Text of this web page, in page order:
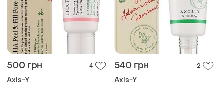
500 грн 4
Axis-Y
540 грн 2
Axis-Y